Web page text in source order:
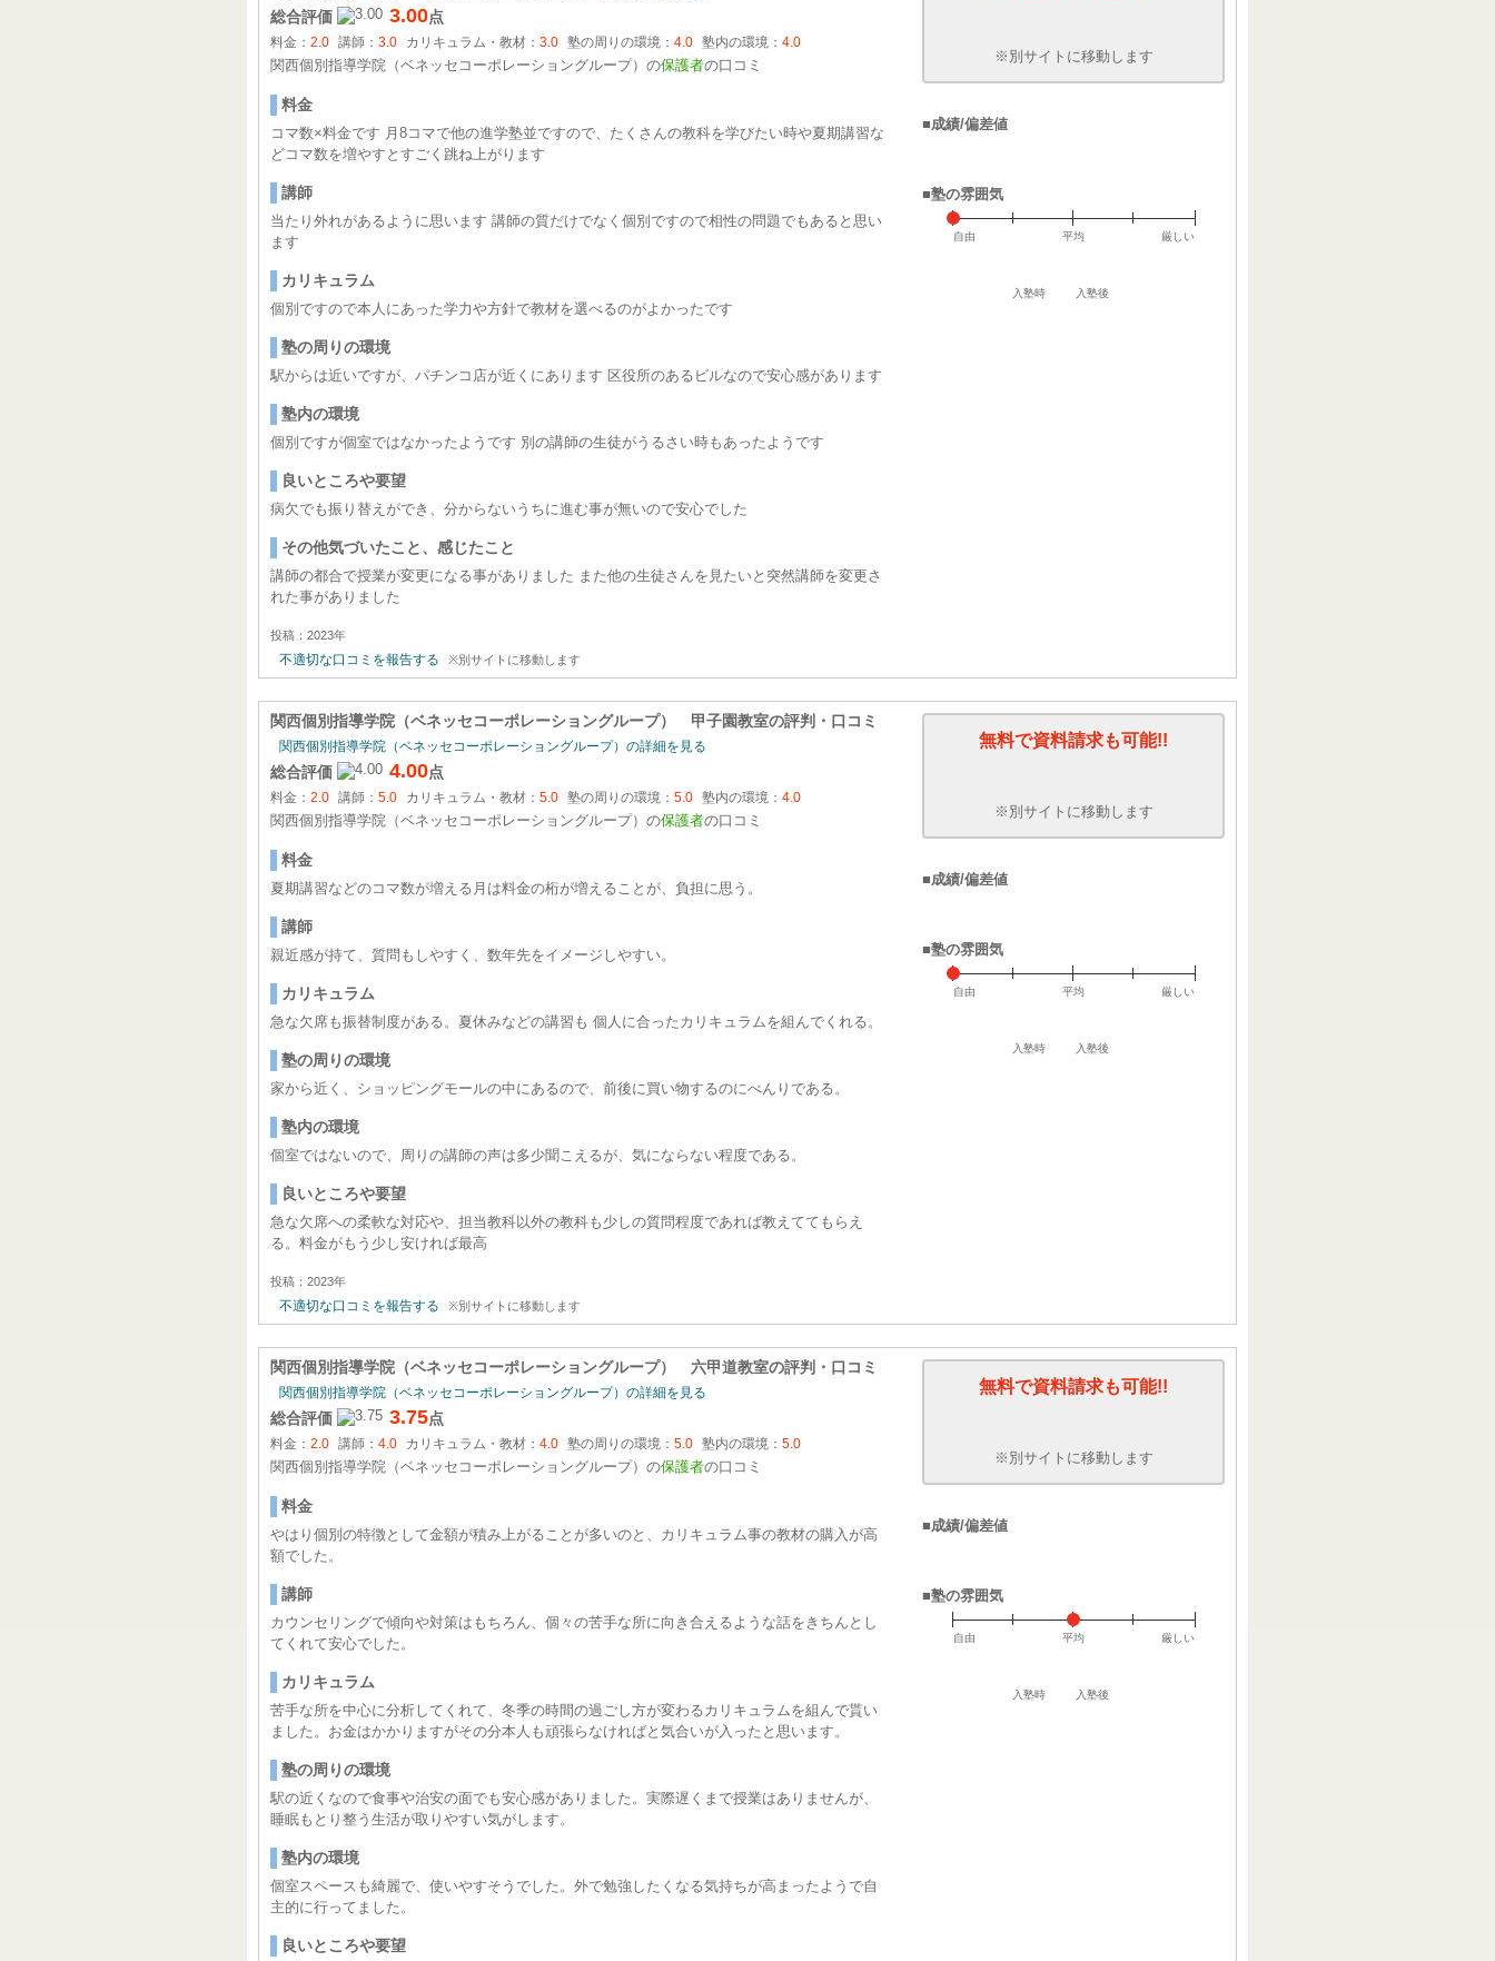
総合評価 3.00点
料金： 2.0 講師： 3.0 カリキュラム・教材： 3.0 塾の周りの環境： 4.0 塾内の環境： 4.0
関西個別指導学院（ベネッセコーポレーショングループ）の保護者の口コミ
料金
コマ数×料金です 月8コマで他の進学塾並ですので、たくさんの教科を学びたい時や夏期講習な
どコマ数を増やすとすごく跳ね上がります
講師
当たり外れがあるように思います 講師の質だけでなく個別ですので相性の問題でもあると思い
ます
カリキュラム
個別ですので本人にあった学力や方針で教材を選べるのがよかったです
塾の周りの環境
駅からは近いですが、パチンコ店が近くにあります 区役所のあるビルなので安心感があります
塾内の環境
個別ですが個室ではなかったようです 別の講師の生徒がうるさい時もあったようです
良いところや要望
病欠でも振り替えができ、分からないうちに進む事が無いので安心でした
その他気づいたこと、感じたこと
講師の都合で授業が変更になる事がありました また他の生徒さんを見たいと突然講師を変更さ
れた事がありました
投稿：2023年
不適切な口コミを報告する ※別サイトに移動します
※別サイトに移動します
■成績/偏差値
入塾時 入塾後
■塾の雰囲気
自由 平均 厳しい
関西個別指導学院（ベネッセコーポレーショングループ） 甲子園教室の評判・口コミ
関西個別指導学院（ベネッセコーポレーショングループ）の詳細を見る
総合評価 4.00点
料金： 2.0 講師： 5.0 カリキュラム・教材： 5.0 塾の周りの環境： 5.0 塾内の環境： 4.0
関西個別指導学院（ベネッセコーポレーショングループ）の保護者の口コミ
料金
夏期講習などのコマ数が増える月は料金の桁が増えることが、負担に思う。
講師
親近感が持て、質問もしやすく、数年先をイメージしやすい。
カリキュラム
急な欠席も振替制度がある。夏休みなどの講習も 個人に合ったカリキュラムを組んでくれる。
塾の周りの環境
家から近く、ショッピングモールの中にあるので、前後に買い物するのにべんりである。
塾内の環境
個室ではないので、周りの講師の声は多少聞こえるが、気にならない程度である。
良いところや要望
急な欠席への柔軟な対応や、担当教科以外の教科も少しの質問程度であれば教えててもらえ
る。料金がもう少し安ければ最高
投稿：2023年
不適切な口コミを報告する ※別サイトに移動します
無料で資料請求も可能!!
※別サイトに移動します
■成績/偏差値
入塾時 入塾後
■塾の雰囲気
自由 平均 厳しい
関西個別指導学院（ベネッセコーポレーショングループ） 六甲道教室の評判・口コミ
関西個別指導学院（ベネッセコーポレーショングループ）の詳細を見る
総合評価 3.75点
料金： 2.0 講師： 4.0 カリキュラム・教材： 4.0 塾の周りの環境： 5.0 塾内の環境： 5.0
関西個別指導学院（ベネッセコーポレーショングループ）の保護者の口コミ
料金
やはり個別の特徴として金額が積み上がることが多いのと、カリキュラム事の教材の購入が高
額でした。
講師
カウンセリングで傾向や対策はもちろん、個々の苦手な所に向き合えるような話をきちんとし
てくれて安心でした。
カリキュラム
苦手な所を中心に分析してくれて、冬季の時間の過ごし方が変わるカリキュラムを組んで貰い
ました。お金はかかりますがその分本人も頑張らなければと気合いが入ったと思います。
塾の周りの環境
駅の近くなので食事や治安の面でも安心感がありました。実際遅くまで授業はありませんが、
睡眠もとり整う生活が取りやすい気がします。
塾内の環境
個室スペースも綺麗で、使いやすそうでした。外で勉強したくなる気持ちが高まったようで自
主的に行ってました。
良いところや要望
無料で資料請求も可能!!
※別サイトに移動します
■成績/偏差値
入塾時 入塾後
■塾の雰囲気
自由 平均 厳しい